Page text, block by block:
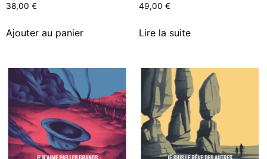
38,00 €
Ajouter au panier
49,00 €
Lire la suite